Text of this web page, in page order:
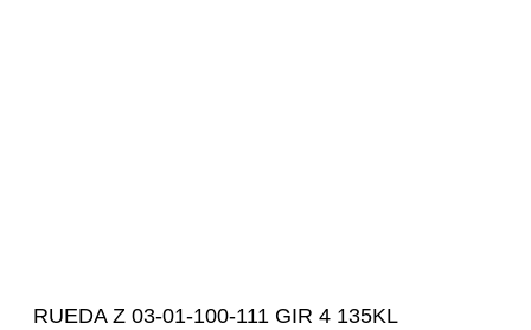
RUEDA Z 03-01-100-111 GIR 4 135KL